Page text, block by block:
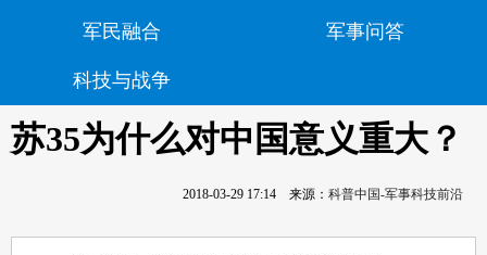
军民融合 军事问答
科技与战争
苏35为什么对中国意义重大？
2018-03-29 17:14 来源： 科普中国-军事科技前沿